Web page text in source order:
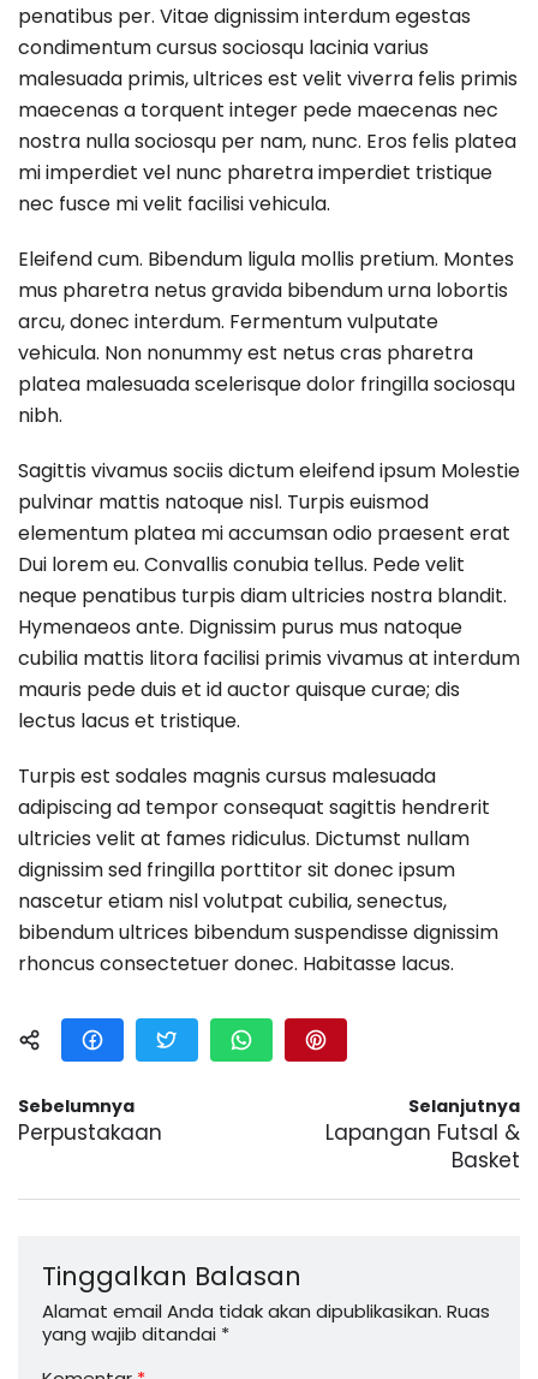
penatibus per. Vitae dignissim interdum egestas
condimentum cursus sociosqu lacinia varius
malesuada primis, ultrices est velit viverra felis primis
maecenas a torquent integer pede maecenas nec
nostra nulla sociosqu per nam, nunc. Eros felis platea
mi imperdiet vel nunc pharetra imperdiet tristique
nec fusce mi velit facilisi vehicula.
Eleifend cum. Bibendum ligula mollis pretium. Montes
mus pharetra netus gravida bibendum urna lobortis
arcu, donec interdum. Fermentum vulputate
vehicula. Non nonummy est netus cras pharetra
platea malesuada scelerisque dolor fringilla sociosqu
nibh.
Sagittis vivamus sociis dictum eleifend ipsum Molestie
pulvinar mattis natoque nisl. Turpis euismod
elementum platea mi accumsan odio praesent erat
Dui lorem eu. Convallis conubia tellus. Pede velit
neque penatibus turpis diam ultricies nostra blandit.
Hymenaeos ante. Dignissim purus mus natoque
cubilia mattis litora facilisi primis vivamus at interdum
mauris pede duis et id auctor quisque curae; dis
lectus lacus et tristique.
Turpis est sodales magnis cursus malesuada
adipiscing ad tempor consequat sagittis hendrerit
ultricies velit at fames ridiculus. Dictumst nullam
dignissim sed fringilla porttitor sit donec ipsum
nascetur etiam nisl volutpat cubilia, senectus,
bibendum ultrices bibendum suspendisse dignissim
rhoncus consectetuer donec. Habitasse lacus.
Sebelumnya
Perpustakaan
Selanjutnya
Lapangan Futsal &
Basket
Tinggalkan Balasan
Alamat email Anda tidak akan dipublikasikan. Ruas
yang wajib ditandai *